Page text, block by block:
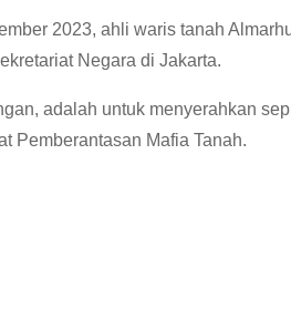
2023, ahli waris tanah
Negara di Jakarta.
adalah untuk menyerahkan
Pemberantasan Mafia Tanah.